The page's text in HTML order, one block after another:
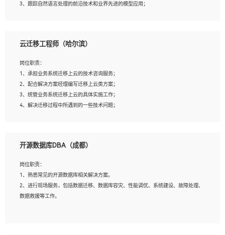
3、跟踪自然语言处理的前沿技术和业界先进的模型应用；
岗位要求：
2、熟悉tensorflow，keras，pytorch等常规深度学习框架，快速根据客户需求实现
有效的模型；
3、熟悉掌握至少一种编程语言，如：Python，Java；
4、 熟悉NLP相关算法与实现；
5、至少有一次及以上问答系统的项目实践，熟悉问答系统全流程开发者优先；
云迁移工程师（哈尔滨）
岗位职责：
1、承担业务系统迁移上云的技术咨询服务；
2、配合解决方案经理编写迁移上云类方案；
3、统管业务系统迁移上云的具体实施工作；
4、解决迁移过程中所遇到的一些技术问题；
1、专科及以上学历，三年以上工作经验，计算机等相关专业；
3、熟悉常见操作系统、存储、网络、 IO 等相关原理；
4、具有迁移工具实操经验，具备P2V、V2V迁移能力；
5、熟练华为、VMware虚拟化、云计算及云存储技术；
6、熟悉主流数据库、应用服务器、中间件部署架构和运维方法；
开源数据库DBA（成都）
岗位职责：
1、熟悉常见的开源数据库相关解决方案。
2、进行现场服务，包括数据迁移、数据库容灾、性能调优、系统建设、故障处理、
数据救援等工作。